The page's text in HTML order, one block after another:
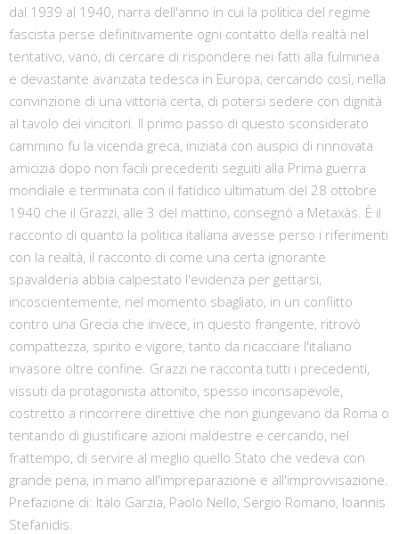
dal 1939 al 1940, narra dell'anno in cui la politica del regime
fascista perse definitivamente ogni contatto della realtà nel
tentativo, vano, di cercare di rispondere nei fatti alla fulminea
e devastante avanzata tedesca in Europa, cercando così, nella
convinzione di una vittoria certa, di potersi sedere con dignità
al tavolo dei vincitori. Il primo passo di questo sconsiderato
cammino fu la vicenda greca, iniziata con auspici di rinnovata
amicizia dopo non facili precedenti seguiti alla Prima guerra
mondiale e terminata con il fatidico ultimatum del 28 ottobre
1940 che il Grazzi, alle 3 del mattino, consegnò a Metaxàs. È il
racconto di quanto la politica italiana avesse perso i riferimenti
con la realtà, il racconto di come una certa ignorante
spavalderia abbia calpestato l'evidenza per gettarsi,
incoscientemente, nel momento sbagliato, in un conflitto
contro una Grecia che invece, in questo frangente, ritrovò
compattezza, spirito e vigore, tanto da ricacciare l'italiano
invasore oltre confine. Grazzi ne racconta tutti i precedenti,
vissuti da protagonista attonito, spesso inconsapevole,
costretto a rincorrere direttive che non giungevano da Roma o
tentando di giustificare azioni maldestre e cercando, nel
frattempo, di servire al meglio quello Stato che vedeva con
grande pena, in mano all'impreparazione e all'improvvisazione.
Prefazione di: Italo Garzia, Paolo Nello, Sergio Romano, Ioannis
Stefanidis.